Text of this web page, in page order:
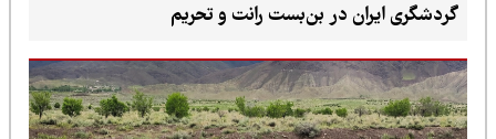
گردشگری ایران در بن‌بست رانت و تحریم